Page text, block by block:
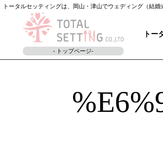
トータルセッティングは、岡山・津山でウェディング（結婚
- トップページ-
トー